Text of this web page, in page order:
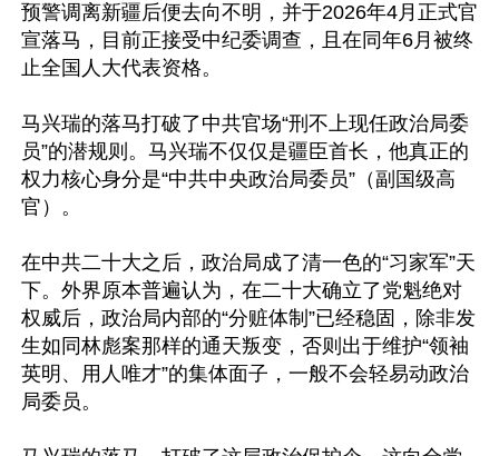
预警调离新疆后便去向不明，并于2026年4月正式官
宣落马，目前正接受中纪委调查，且在同年6月被终
止全国人大代表资格。
马兴瑞的落马打破了中共官场“刑不上现任政治局委
员”的潜规则。马兴瑞不仅仅是疆臣首长，他真正的
权力核心身分是“中共中央政治局委员”（副国级高
官）。
在中共二十大之后，政治局成了清一色的“习家军”天
下。外界原本普遍认为，在二十大确立了党魁绝对
权威后，政治局内部的“分赃体制”已经稳固，除非发
生如同林彪案那样的通天叛变，否则出于维护“领袖
英明、用人唯才”的集体面子，一般不会轻易动政治
局委员。